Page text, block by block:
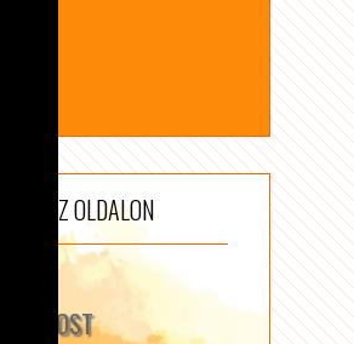
AZ OLDALON
MOST